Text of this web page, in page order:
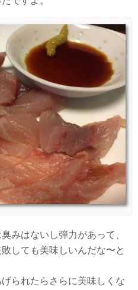
みはないし弾力があって、
しても美味しいんだな〜と
られたらさらに美味しくな